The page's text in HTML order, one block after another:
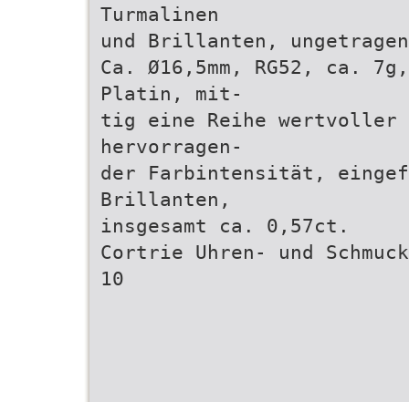
Turmalinen
und Brillanten, ungetragen
Ca. Ø16,5mm, RG52, ca.
Platin, mit-
tig eine Reihe wertvoller
hervorragen-
der Farbintensität,
Brillanten,
insgesamt ca. 0,57ct.
Cortrie Uhren- und
10